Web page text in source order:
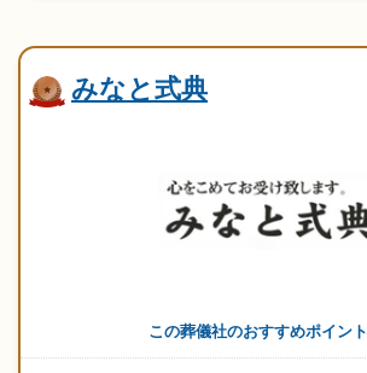
みなと式典
この葬儀社のおすすめポイント